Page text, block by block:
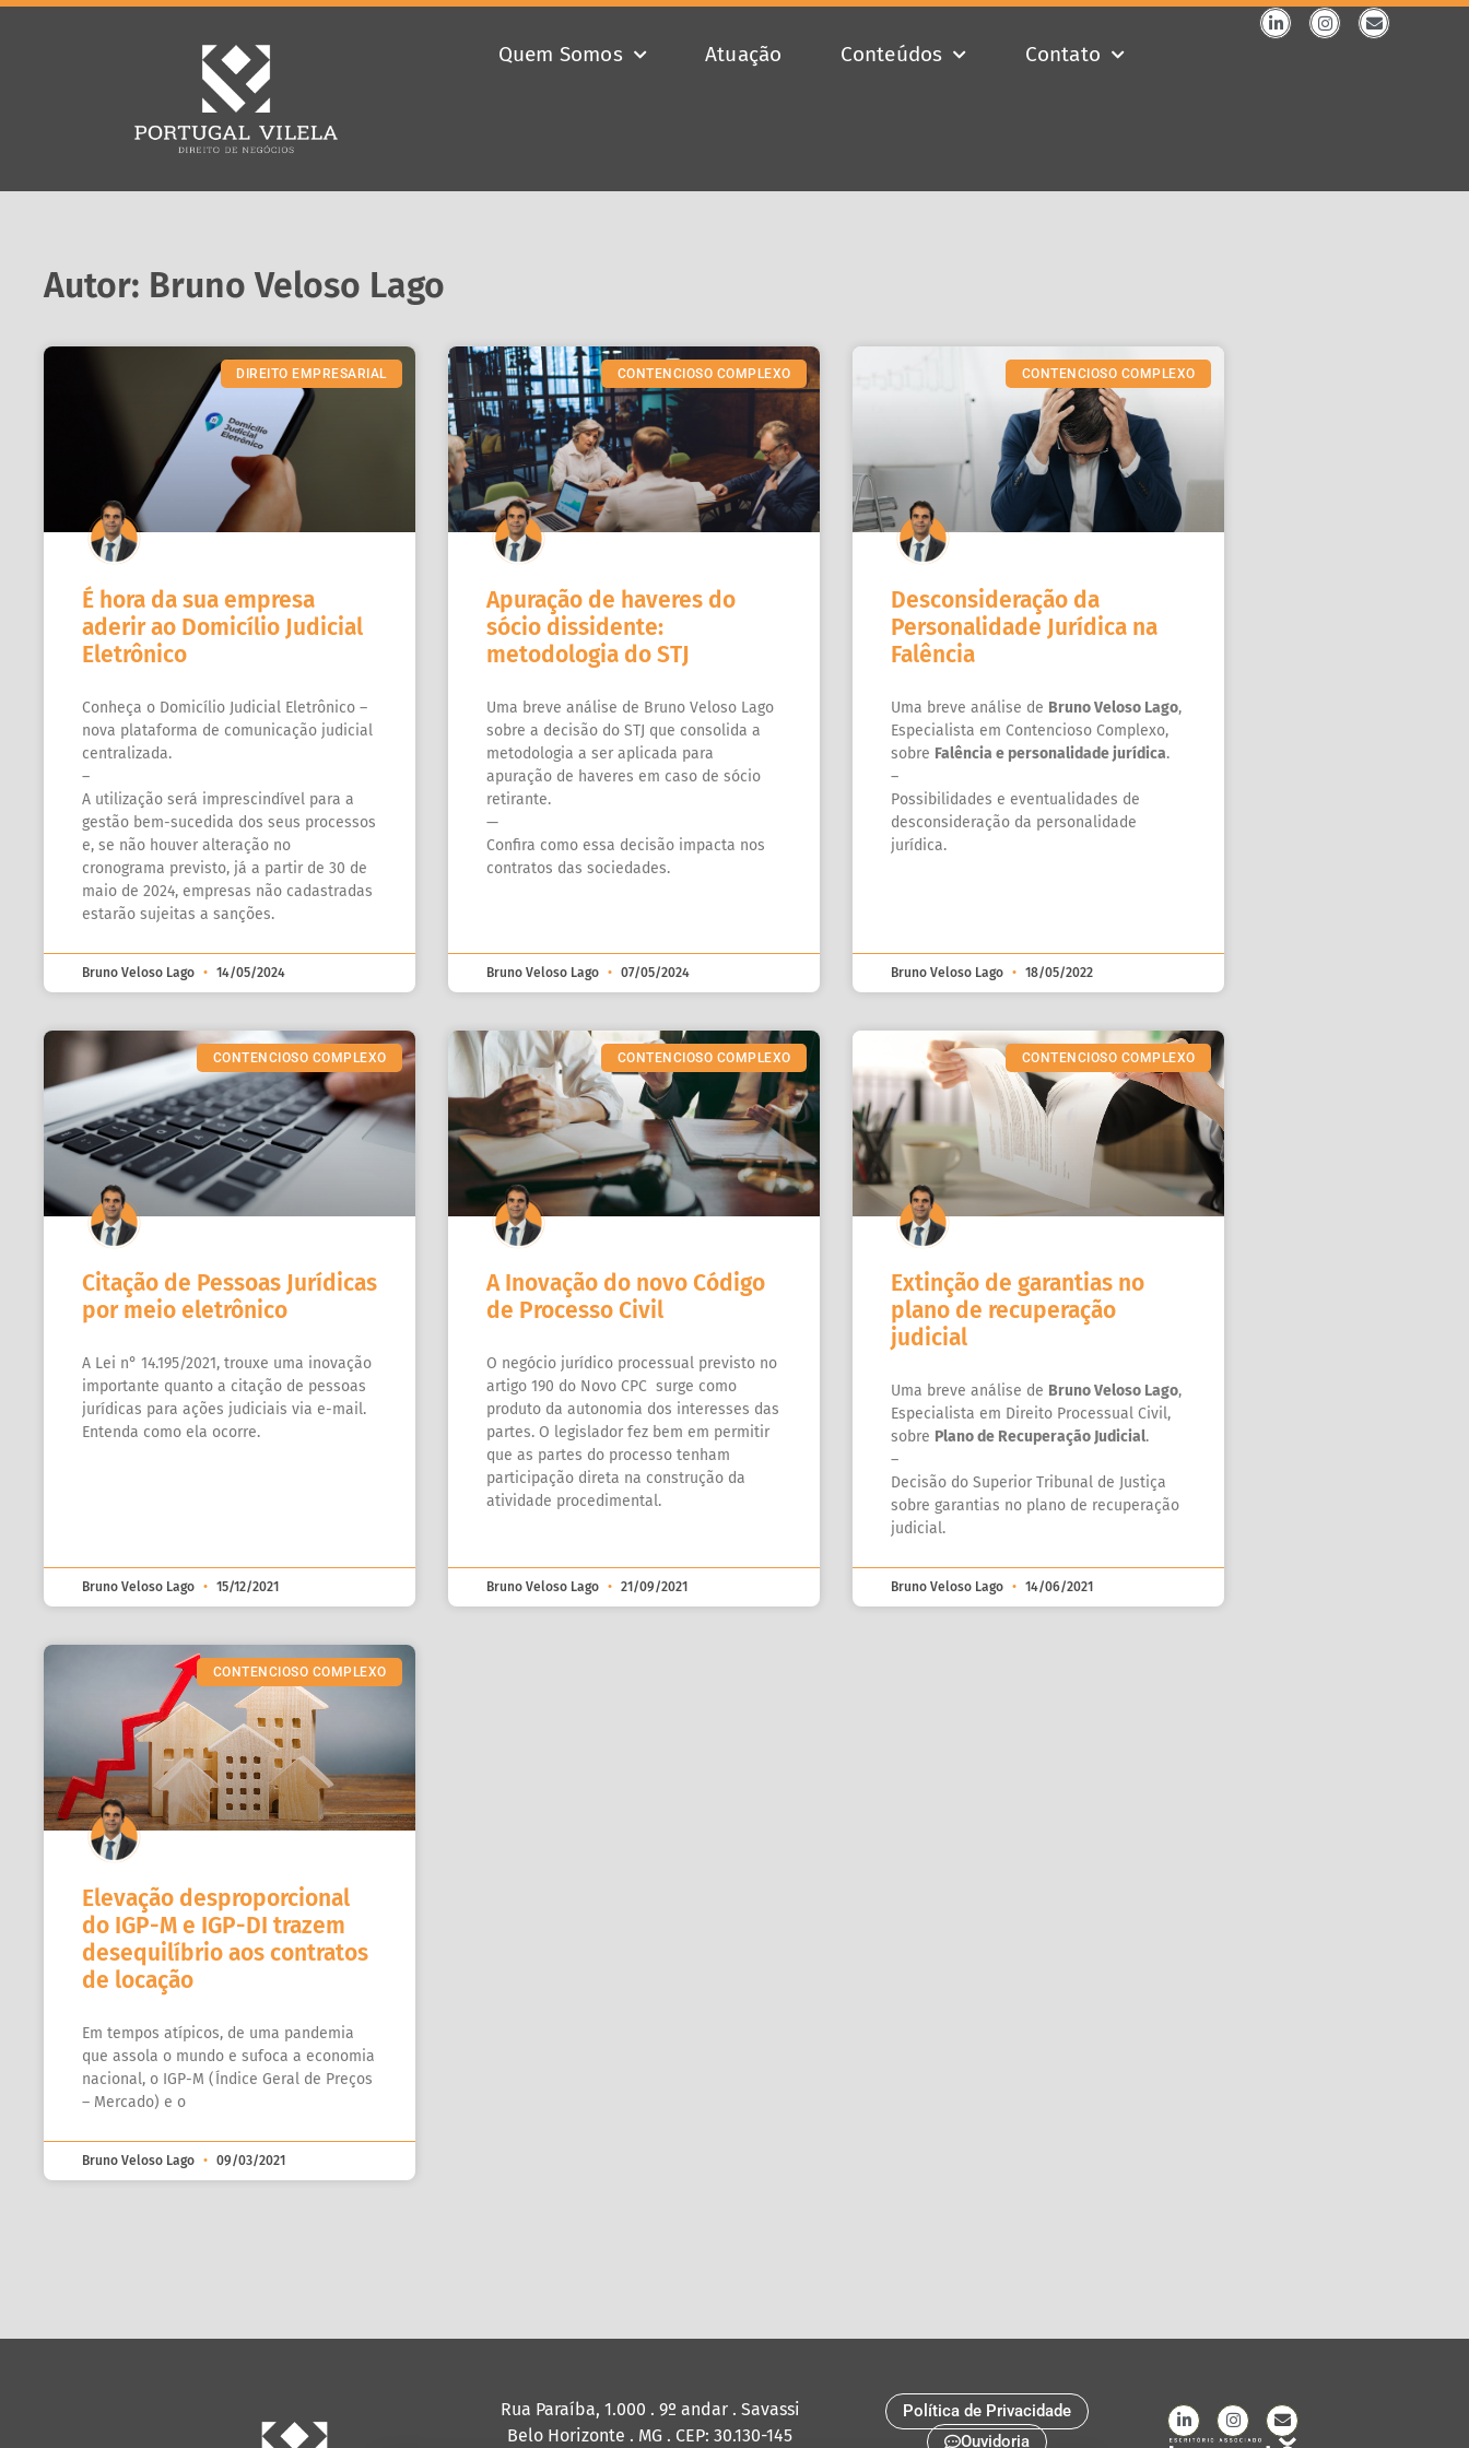
Quem Somos Atuação Conteúdos Contato
Autor: Bruno Veloso Lago
DIREITO EMPRESARIAL
É hora da sua empresa
aderir ao Domicílio Judicial
Eletrônico
Conheça o Domicílio Judicial Eletrônico –
nova plataforma de comunicação judicial
centralizada.
–
A utilização será imprescindível para a
gestão bem-sucedida dos seus processos
e, se não houver alteração no
cronograma previsto, já a partir de 30 de
maio de 2024, empresas não cadastradas
estarão sujeitas a sanções.
Bruno Veloso Lago 14/05/2024
CONTENCIOSO COMPLEXO
Apuração de haveres do
sócio dissidente:
metodologia do STJ
Uma breve análise de Bruno Veloso Lago
sobre a decisão do STJ que consolida a
metodologia a ser aplicada para
apuração de haveres em caso de sócio
retirante.
—
Confira como essa decisão impacta nos
contratos das sociedades.
Bruno Veloso Lago 07/05/2024
CONTENCIOSO COMPLEXO
Desconsideração da
Personalidade Jurídica na
Falência
Uma breve análise de Bruno Veloso Lago,
Especialista em Contencioso Complexo,
sobre Falência e personalidade jurídica.
–
Possibilidades e eventualidades de
desconsideração da personalidade
jurídica.
Bruno Veloso Lago 18/05/2022
CONTENCIOSO COMPLEXO
Citação de Pessoas Jurídicas
por meio eletrônico
A Lei n° 14.195/2021, trouxe uma inovação
importante quanto a citação de pessoas
jurídicas para ações judiciais via e-mail.
Entenda como ela ocorre.
Bruno Veloso Lago 15/12/2021
CONTENCIOSO COMPLEXO
A Inovação do novo Código
de Processo Civil
O negócio jurídico processual previsto no
artigo 190 do Novo CPC surge como
produto da autonomia dos interesses das
partes. O legislador fez bem em permitir
que as partes do processo tenham
participação direta na construção da
atividade procedimental.
Bruno Veloso Lago 21/09/2021
CONTENCIOSO COMPLEXO
Extinção de garantias no
plano de recuperação
judicial
Uma breve análise de Bruno Veloso Lago,
Especialista em Direito Processual Civil,
sobre Plano de Recuperação Judicial.
–
Decisão do Superior Tribunal de Justiça
sobre garantias no plano de recuperação
judicial.
Bruno Veloso Lago 14/06/2021
CONTENCIOSO COMPLEXO
Elevação desproporcional
do IGP-M e IGP-DI trazem
desequilíbrio aos contratos
de locação
Em tempos atípicos, de uma pandemia
que assola o mundo e sufoca a economia
nacional, o IGP-M (Índice Geral de Preços
– Mercado) e o
Bruno Veloso Lago 09/03/2021
Rua Paraíba, 1.000 . 9º andar . Savassi
Belo Horizonte . MG . CEP: 30.130-145
Política de Privacidade
Ouvidoria